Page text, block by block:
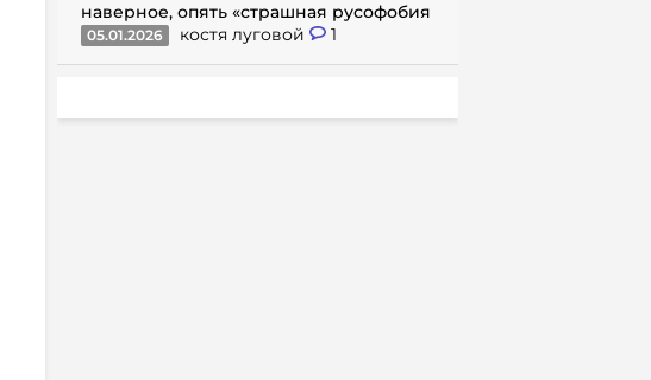
наверное, опять «страшная русофобия
05.01.2026 костя луговой 1